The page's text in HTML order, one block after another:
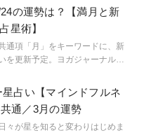
の運勢は？【満月と新
星術】
通項「月」をキーワードに、新
を更新予定。ヨガジャーナル日
お届けします♡
占い【マインドフルネ
通／3月の運勢
々が星を知ると変わりはじめま